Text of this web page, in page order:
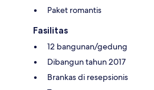
Paket romantis
Fasilitas
12 bangunan/gedung
Dibangun tahun 2017
Brankas di resepsionis